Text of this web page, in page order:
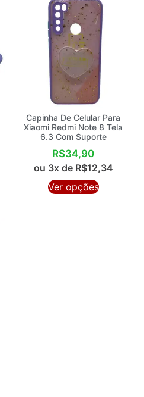
Capinha De Celular Para
Xiaomi Redmi Note 8 Tela
6.3 Com Suporte
R$34,90
ou 3x de R$12,34
Ver opções